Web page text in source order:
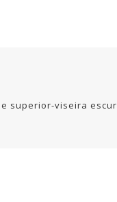
superior-viseira